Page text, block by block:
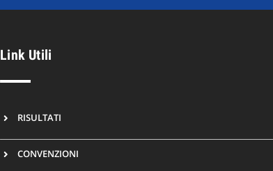
Link Utili
RISULTATI
CONVENZIONI